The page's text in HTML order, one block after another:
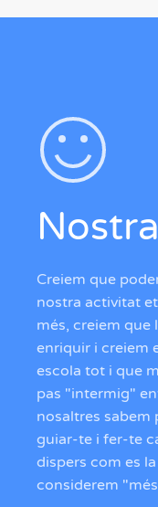
Creiem que
nostra activitat
més, creiem que
enriquir i creiem
escola tot i que
pas "intermig"
nosaltres sabem
guiar-te i fer-te
dispers com es
considerem